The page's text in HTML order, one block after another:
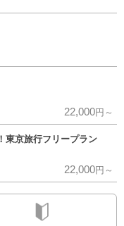
22,000円～
東京旅行フリープラン
22,000円～